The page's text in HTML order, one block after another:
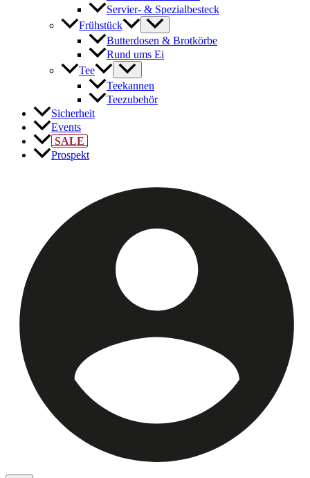
Servier- & Spezialbesteck
Frühstück
Butterdosen & Brotkörbe
Rund ums Ei
Tee
Teekannen
Teezubehör
Sicherheit
Events
SALE
Prospekt